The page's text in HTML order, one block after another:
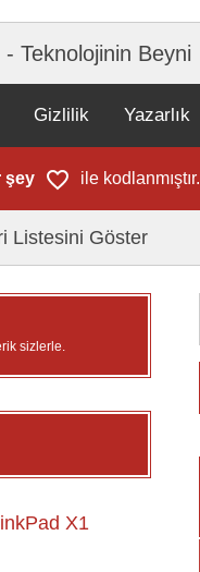
Teknolojinin Beyni
Gizlilik Yazarlık
şey ile kodlanmıştır.
Listesini Göster
sizlerle.
X1